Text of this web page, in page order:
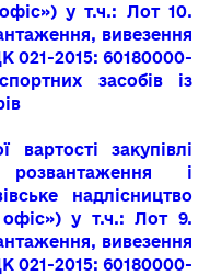
офіс»)у т.ч.: Лот 10.
вивезення
021-2015: 60180000-
засобів із
вартості закупівлі
і
надлісництво
офіс»)у т.ч.: Лот 9.
вивезення
021-2015: 60180000-